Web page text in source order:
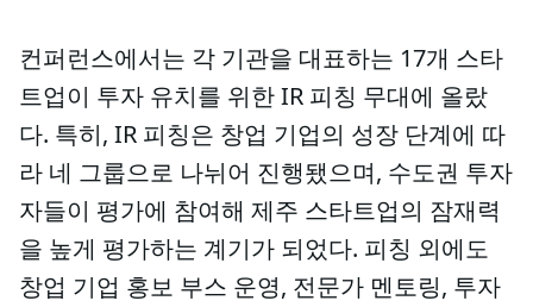
컨퍼런스에서는 각 기관을 대표하는 17개 스타
트업이 투자 유치를 위한 IR 피칭 무대에 올랐
다. 특히, IR 피칭은 창업 기업의 성장 단계에 따
라 네 그룹으로 나뉘어 진행됐으며, 수도권 투자
자들이 평가에 참여해 제주 스타트업의 잠재력
을 높게 평가하는 계기가 되었다. 피칭 외에도
창업 기업 홍보 부스 운영, 전문가 멘토링, 투자